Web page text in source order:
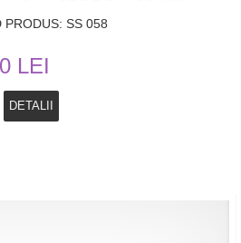
PRODUS: SS 058
LEI
DETALII